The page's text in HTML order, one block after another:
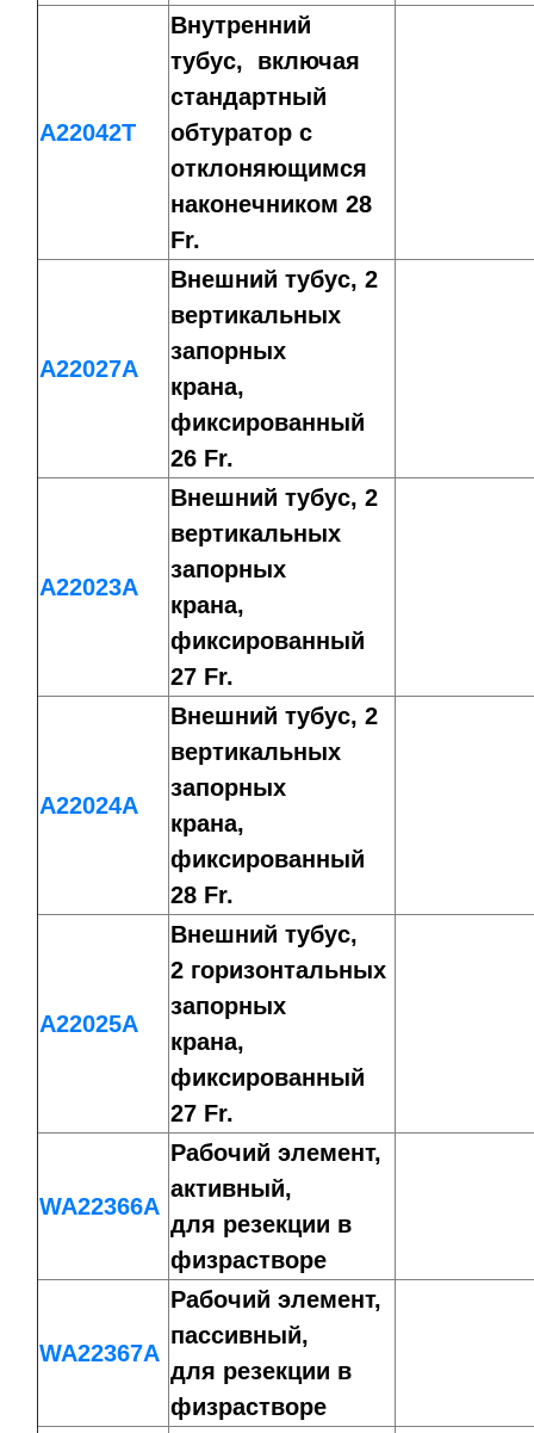
A22042T
Внутренний
тубус, включая
стандартный
обтуратор с
отклоняющимся
наконечником 28
Fr.
A22027A
Внешний тубус, 2
вертикальных
запорных
крана,
фиксированный
26 Fr.
A22023A
Внешний тубус, 2
вертикальных
запорных
крана,
фиксированный
27 Fr.
A22024A
Внешний тубус, 2
вертикальных
запорных
крана,
фиксированный
28 Fr.
A22025A
Внешний тубус,
2 горизонтальных
запорных
крана,
фиксированный
27 Fr.
WA22366A
Рабочий элемент,
активный,
для резекции в
физрастворе
WA22367A
Рабочий элемент,
пассивный,
для резекции в
физрастворе